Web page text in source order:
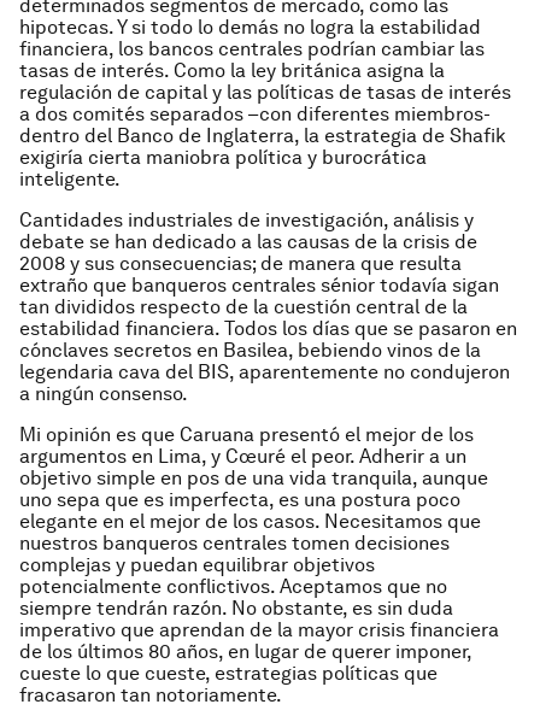
determinados segmentos de mercado, como las
hipotecas. Y si todo lo demás no logra la estabilidad
financiera, los bancos centrales podrían cambiar las
tasas de interés. Como la ley británica asigna la
regulación de capital y las políticas de tasas de interés
a dos comités separados –con diferentes miembros-
dentro del Banco de Inglaterra, la estrategia de Shafik
exigiría cierta maniobra política y burocrática
inteligente.
Cantidades industriales de investigación, análisis y
debate se han dedicado a las causas de la crisis de
2008 y sus consecuencias; de manera que resulta
extraño que banqueros centrales sénior todavía sigan
tan divididos respecto de la cuestión central de la
estabilidad financiera. Todos los días que se pasaron en
cónclaves secretos en Basilea, bebiendo vinos de la
legendaria cava del BIS, aparentemente no condujeron
a ningún consenso.
Mi opinión es que Caruana presentó el mejor de los
argumentos en Lima, y Cœuré el peor. Adherir a un
objetivo simple en pos de una vida tranquila, aunque
uno sepa que es imperfecta, es una postura poco
elegante en el mejor de los casos. Necesitamos que
nuestros banqueros centrales tomen decisiones
complejas y puedan equilibrar objetivos
potencialmente conflictivos. Aceptamos que no
siempre tendrán razón. No obstante, es sin duda
imperativo que aprendan de la mayor crisis financiera
de los últimos 80 años, en lugar de querer imponer,
cueste lo que cueste, estrategias políticas que
fracasaron tan notoriamente.